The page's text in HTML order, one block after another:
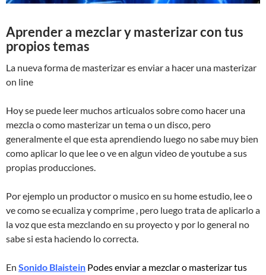
Aprender a mezclar y masterizar con tus
propios temas
La nueva forma de masterizar es enviar a hacer una masterizar
on line
Hoy se puede leer muchos articualos sobre como hacer una
mezcla o como masterizar un tema o un disco, pero
generalmente el que esta aprendiendo luego no sabe muy bien
como aplicar lo que lee o ve en algun video de youtube a sus
propias producciones.
Por ejemplo un productor o musico en su home estudio, lee o
ve como se ecualiza y comprime , pero luego trata de aplicarlo a
la voz que esta mezclando en su proyecto y por lo general no
sabe si esta haciendo lo correcta.
En Sonido Blaistein Podes enviar a mezclar o masterizar tus